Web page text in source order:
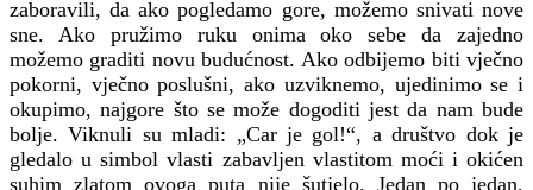
zaboravili, da ako pogledamo gore, možemo snivati nove
sne. Ako pružimo ruku onima oko sebe da zajedno
možemo graditi novu budućnost. Ako odbijemo biti vječno
pokorni, vječno poslušni, ako uzviknemo, ujedinimo se i
okupimo, najgore što se može dogoditi jest da nam bude
bolje. Viknuli su mladi: „Car je gol!“, a društvo dok je
gledalo u simbol vlasti zabavljen vlastitom moći i okićen
suhim zlatom ovoga puta nije šutjelo. Jedan po jedan,